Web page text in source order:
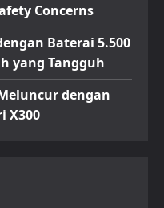
Concerns
Baterai 5.500
yang Tangguh
dengan
X300